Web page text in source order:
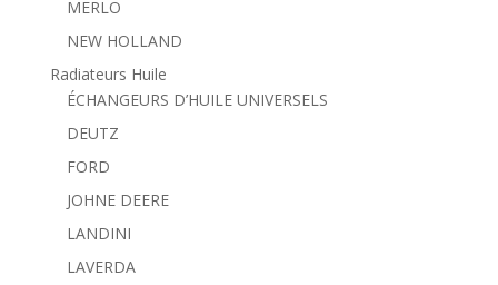
MERLO
NEW HOLLAND
Radiateurs Huile
ÉCHANGEURS D’HUILE UNIVERSELS
DEUTZ
FORD
JOHNE DEERE
LANDINI
LAVERDA